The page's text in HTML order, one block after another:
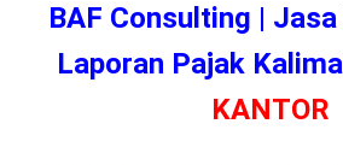
BAF Consulting |
Laporan Pajak
KANTOR